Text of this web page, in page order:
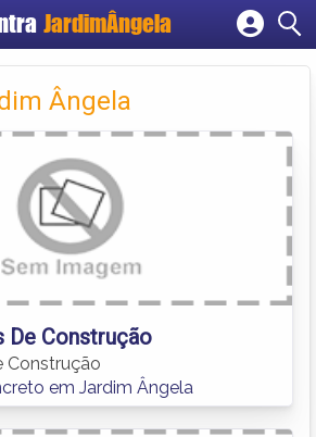
JardimÂngela
Cadastrar empresa
Fazer login
Criar conta
Ângela
De Construção
Construção
em Jardim Ângela